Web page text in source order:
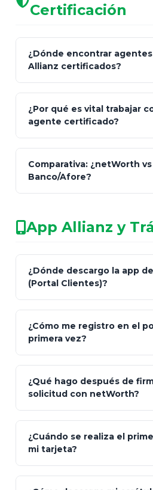
Certificación
¿Dónde encontrar
Allianz certificados?
Seguros y Fianzas (CNSF)
netWorth
patrimonio con asesores
redes sociales.
¿Por qué es vital trabajar
agente certificado?
consultor
legalmente facultado
Comparativa: ¿netWorth vs
Banco/Afore?
Característica
Fiscalidad
App Allianz y
¿Dónde descargo la app
(Portal Clientes)?
Client"
App Store (iOS) Google
¿Cómo me registro en el
primera vez?
Bienvenida
"¿Aún no
Regístrate"
¿Qué hago después de
solicitud con netWorth?
¿Cuándo se realiza el
mi tarjeta?